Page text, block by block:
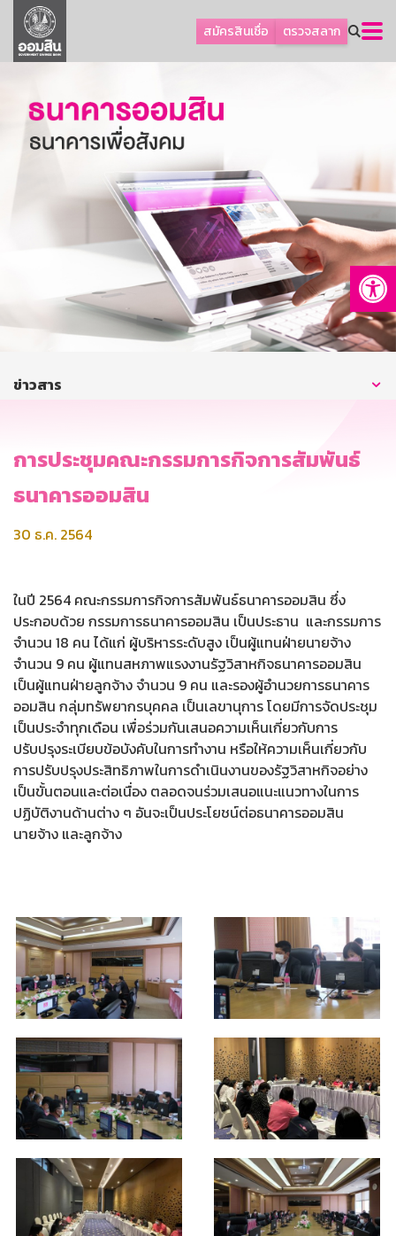
สมัครสินเชื่อ ตรวจสลาก
ลูกค้าธุรกิจ
ลูกค้าผู้ประกอบรายย่อย
ออมเพื่อสุข
เกี่ยวกับธนาคาร
การพัฒนาที่ยั่งยืน
บริการทางการเงิน
ติดต่อเรา
บริการออนไลน์
ข่าวสาร
การประชุมคณะกรรมการกิจการสัมพันธ์
ธนาคารออมสิน
30 ธ.ค. 2564
ในปี 2564 คณะกรรมการกิจการสัมพันธ์ธนาคารออมสิน ซึ่ง
ประกอบด้วย กรรมการธนาคารออมสิน เป็นประธาน และกรรมการ
จำนวน 18 คน ได้แก่ ผู้บริหารระดับสูง เป็นผู้แทนฝ่ายนายจ้าง
จำนวน 9 คน ผู้แทนสหภาพแรงงานรัฐวิสาหกิจธนาคารออมสิน
เป็นผู้แทนฝ่ายลูกจ้าง จำนวน 9 คน และรองผู้อำนวยการธนาคาร
ออมสิน กลุ่มทรัพยากรบุคคล เป็นเลขานุการ โดยมีการจัดประชุม
เป็นประจำทุกเดือน เพื่อร่วมกันเสนอความเห็นเกี่ยวกับการ
ปรับปรุงระเบียบข้อบังคับในการทำงาน หรือให้ความเห็นเกี่ยวกับ
การปรับปรุงประสิทธิภาพในการดำเนินงานของรัฐวิสาหกิจอย่าง
เป็นขั้นตอนและต่อเนื่อง ตลอดจนร่วมเสนอแนะแนวทางในการ
ปฏิบัติงานด้านต่าง ๆ อันจะเป็นประโยชน์ต่อธนาคารออมสิน
นายจ้าง และลูกจ้าง